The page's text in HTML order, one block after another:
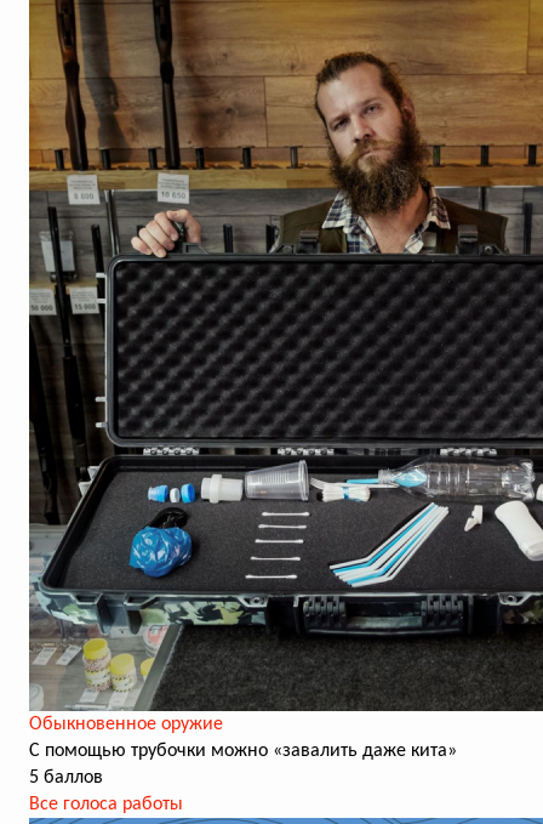
Обыкновенное оружие
С помощью трубочки можно «завалить даже кита»
5 баллов
Все голоса работы